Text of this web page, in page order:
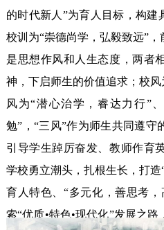
的时代新人”为育人目标，构建
校训为“崇德尚学，弘毅致远”
是思想作风和人生态度，两者
神，下启师生的价值追求；校
风为“潜心治学，睿达力行”
勉”，“三风”作为师生共同遵守
引导学生踔厉奋发、教师作育
学校勇立潮头，扎根生长，打
育人特色、“多元化，善思考
索“优质•特色•现代化”发展之